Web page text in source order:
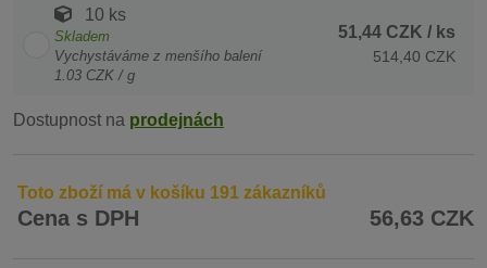
10 ks
Skladem
Vychystáváme z menšího balení
1.03 CZK / g
51,44 CZK / ks
514,40 CZK
Dostupnost na prodejnách
Toto zboží má v košíku 191 zákazníků
Cena s DPH 56,63 CZK